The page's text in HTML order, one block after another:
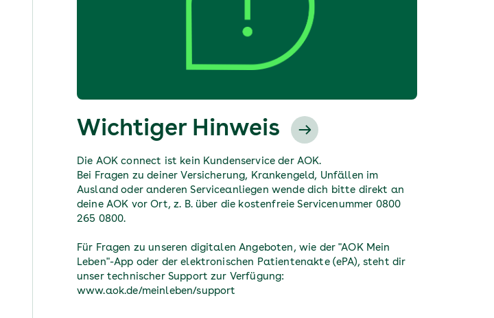
Wichtiger Hinweis
Die AOK connect ist kein Kundenservice der AOK.
Bei Fragen zu deiner Versicherung, Krankengeld, Unfällen im
Ausland oder anderen Serviceanliegen wende dich bitte direkt an
deine AOK vor Ort, z. B. über die kostenfreie Servicenummer 0800
265 0800.
Für Fragen zu unseren digitalen Angeboten, wie der "AOK Mein
Leben"-App oder der elektronischen Patientenakte (ePA), steht dir
unser technischer Support zur Verfügung:
www.aok.de/meinleben/support